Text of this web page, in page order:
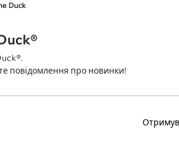
Duck
повідомлення про новинки!